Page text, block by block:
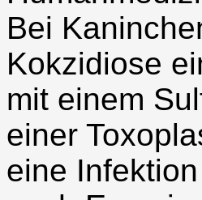
Bei
Kokzidiose
mit einem
einer
eine